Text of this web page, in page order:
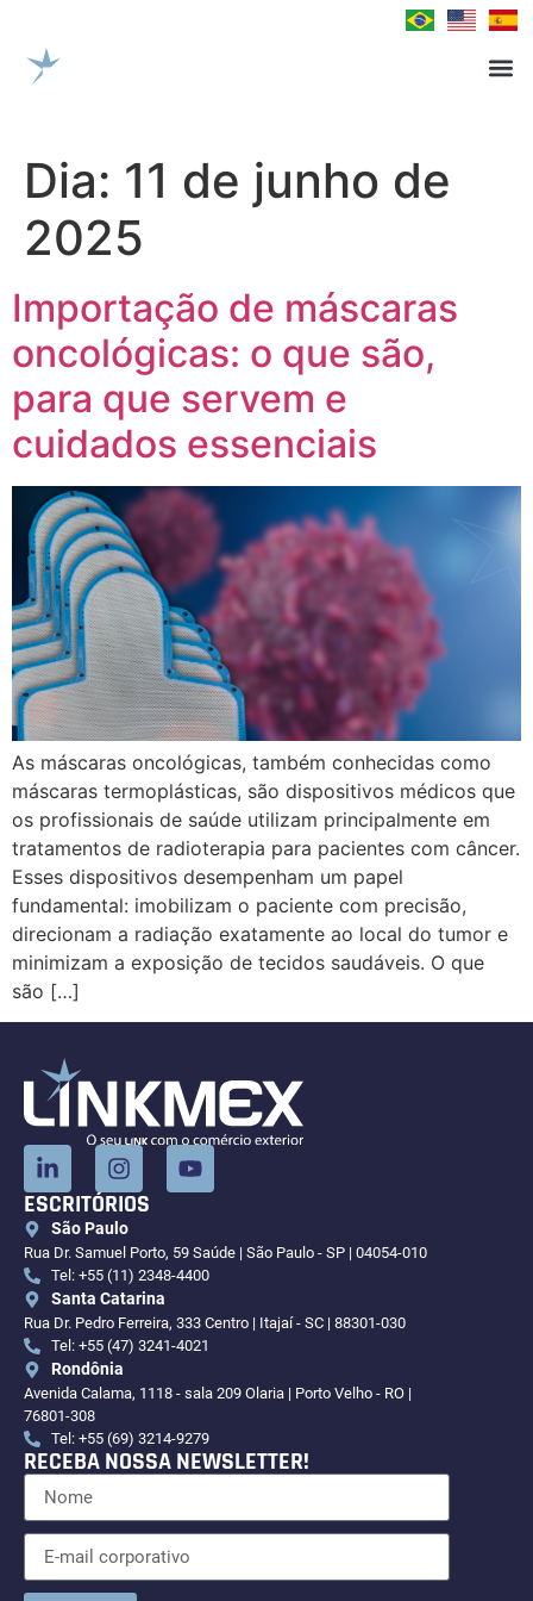
Dia: 11 de junho de
2025
Importação de máscaras
oncológicas: o que são,
para que servem e
cuidados essenciais
As máscaras oncológicas, também conhecidas como
máscaras termoplásticas, são dispositivos médicos que
os profissionais de saúde utilizam principalmente em
tratamentos de radioterapia para pacientes com câncer.
Esses dispositivos desempenham um papel
fundamental: imobilizam o paciente com precisão,
direcionam a radiação exatamente ao local do tumor e
minimizam a exposição de tecidos saudáveis. O que
são […]
ESCRITÓRIOS
São Paulo
Rua Dr. Samuel Porto, 59 Saúde | São Paulo - SP | 04054-010
Tel: +55 (11) 2348-4400
Santa Catarina
Rua Dr. Pedro Ferreira, 333 Centro | Itajaí - SC | 88301-030
Tel: +55 (47) 3241-4021
Rondônia
Avenida Calama, 1118 - sala 209 Olaria | Porto Velho - RO |
76801-308
Tel: +55 (69) 3214-9279
RECEBA NOSSA NEWSLETTER!